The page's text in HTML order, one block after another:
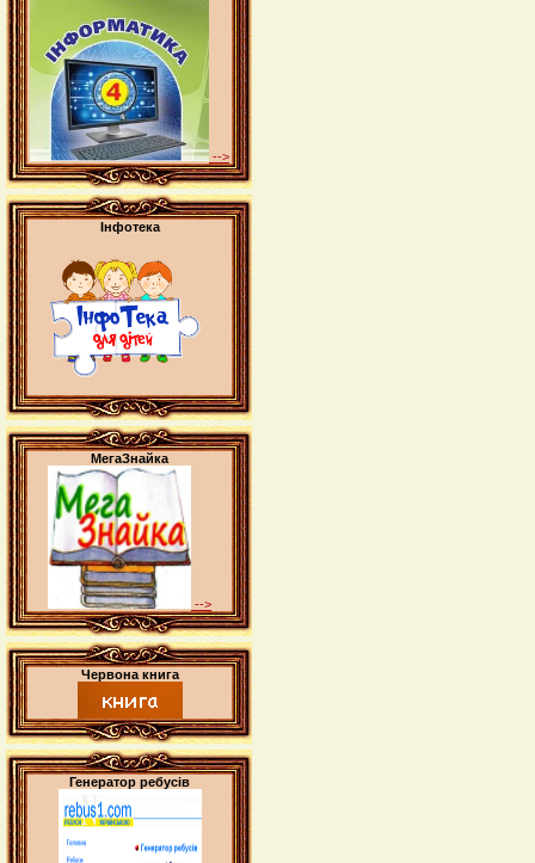
-->
Інфотека
МегаЗнайка
-->
Червона книга
Генератор ребусів